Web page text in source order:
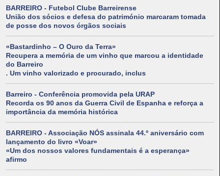
BARREIRO - Futebol Clube Barreirense
União dos sócios e defesa do património marcaram tomada
de posse dos novos órgãos sociais
«Bastardinho – O Ouro da Terra»
Recupera a memória de um vinho que marcou a identidade
do Barreiro
. Um vinho valorizado e procurado, inclus
Barreiro - Conferência promovida pela URAP
Recorda os 90 anos da Guerra Civil de Espanha e reforça a
importância da memória histórica
BARREIRO - Associação NÓS assinala 44.º aniversário com
lançamento do livro «Voar»
«Um dos nossos valores fundamentais é a esperança»
afirmo